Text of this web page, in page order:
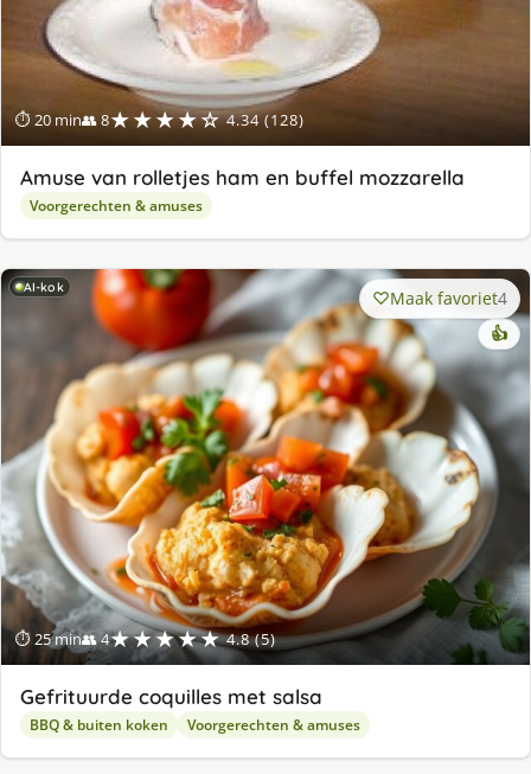
⏱ 20 min👥 8★★★★☆ 4.34 (128)
Amuse van rolletjes ham en buffel mozzarella
Voorgerechten & amuses
AI-kok
⏱ 25 min👥 4★★★★★ 4.8 (5)
Maak favoriet4
👍
Gefrituurde coquilles met salsa
BBQ & buiten koken Voorgerechten & amuses